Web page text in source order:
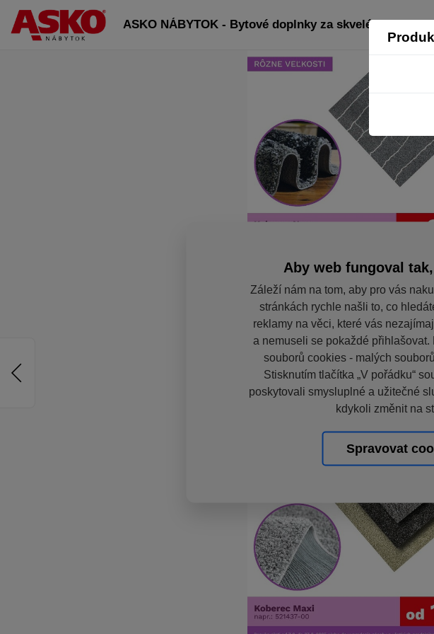
ASKO NÁBYTOK - Bytové doplnky za skvelé ceny
Aby web fungoval
Záleží nám na tom, aby pro vás
stránkách rychle našli to, co
reklamy na věci, které vás
a nemuseli se pokaždé
souborů cookies - malých
Stisknutím tlačítka „V pořádku“
poskytovali smysluplné a užitečné
kdykoli změnit na
Spravovat